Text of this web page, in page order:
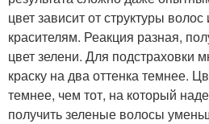
цвет зависит от структуры
красителям. Реакция разная,
цвет зелени. Для подстраховки
краску на два оттенка темнее.
темнее, чем тот, на который
получить зеленые волосы